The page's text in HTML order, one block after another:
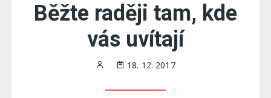
Běžte raději tam, kde
vás uvítají
18. 12. 2017